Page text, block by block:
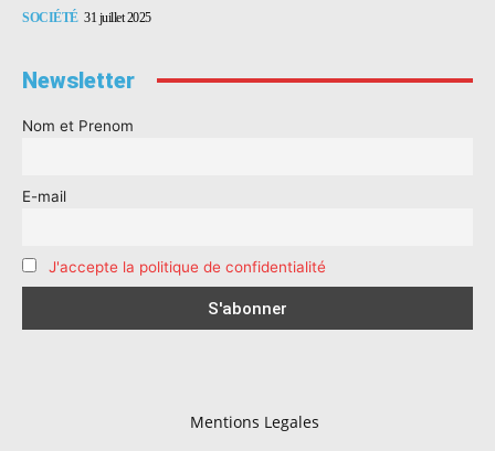
SOCIÉTÉ 31 juillet 2025
Newsletter
Nom et Prenom
E-mail
J'accepte la politique de confidentialité
Mentions Legales